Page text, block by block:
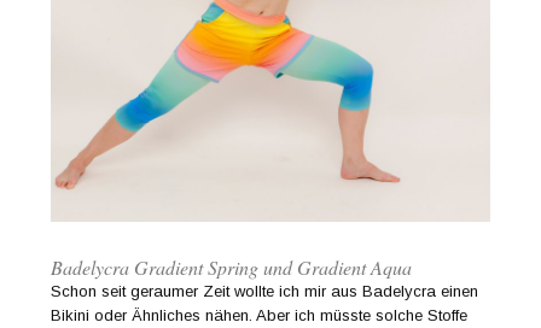
Badelycra Gradient Spring und Gradient Aqua
Schon seit geraumer Zeit wollte ich mir aus Badelycra einen
Bikini oder Ähnliches nähen. Aber ich müsste solche Stoffe